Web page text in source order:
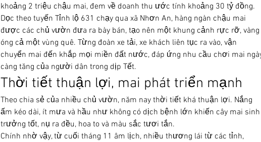
khoảng 2 triệu chậu mai, đem về doanh thu ước tính khoảng 30 tỷ đồng.
Dọc theo tuyến Tỉnh lộ 631 chạy qua xã Nhơn An, hàng ngàn chậu mai
được các chủ vườn đưa ra bày bán, tạo nên một khung cảnh rực rỡ, vàng
óng cả một vùng quê. Từng đoàn xe tải, xe khách liên tục ra vào, vận
chuyển mai đến khắp mọi miền đất nước, đáp ứng nhu cầu chơi mai
càng tăng của người dân trong dịp Tết.
Thời tiết thuận lợi, mai phát triển mạnh
Theo chia sẻ của nhiều chủ vườn, năm nay thời tiết khá thuận lợi. Nắng
ấm kéo dài, ít mưa và hầu như không có dịch bệnh lớn khiến cây mai sinh
trưởng tốt, nụ ra đều, hoa to và màu sắc tươi tắn.
Chính nhờ vậy, từ cuối tháng 11 âm lịch, nhiều thương lái từ các tỉnh,